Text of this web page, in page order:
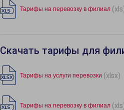
Тарифы на перевозку в филиал
Скачать тарифы для
Тарифы на услуги перевозки (xlsx)
Тарифы на перевозку в филиал